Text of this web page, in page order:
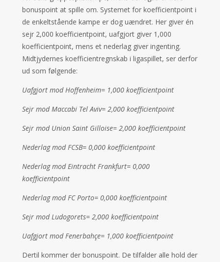
bonuspoint at spille om. Systemet for koefficientpoint i
de enkeltstående kampe er dog uændret. Her giver én
sejr 2,000 koefficientpoint, uafgjort giver 1,000
koefficientpoint, mens et nederlag giver ingenting.
Midtjydernes koefficientregnskab i ligaspillet, ser derfor
ud som følgende:
Uafgjort mod Hoffenheim= 1,000 koefficientpoint
Sejr mod Maccabi Tel Aviv= 2,000 koefficientpoint
Sejr mod Union Saint Gilloise= 2,000 koefficientpoint
Nederlag mod FCSB= 0,000 koefficientpoint
Nederlag mod Eintracht Frankfurt= 0,000
koefficientpoint
Nederlag mod FC Porto= 0,000 koefficientpoint
Sejr mod Ludogorets= 2,000 koefficientpoint
Uafgjort mod Fenerbahçe= 1,000 koefficientpoint
Dertil kommer der bonuspoint. De tilfalder alle hold der